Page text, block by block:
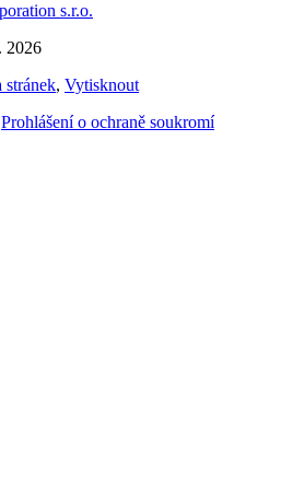
s.r.o.
2026
stránek, Vytisknout
Prohlášení o ochraně soukromí